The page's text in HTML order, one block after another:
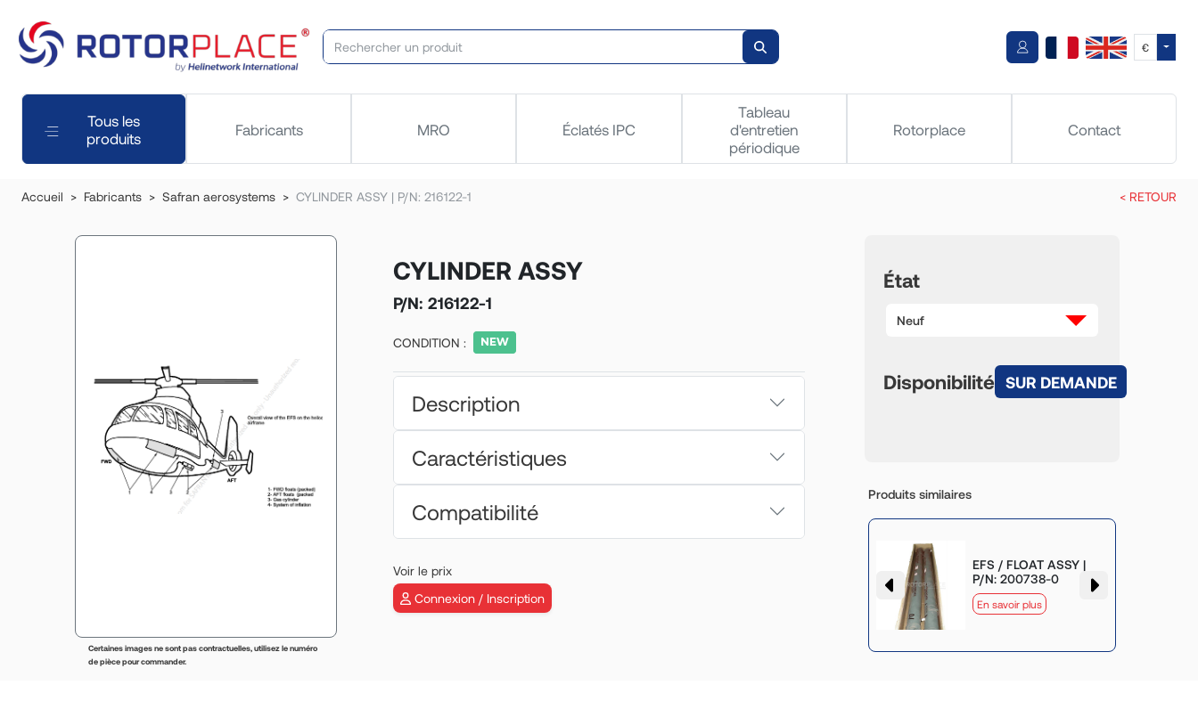
€
Tous les
produits
Fabricants MRO Éclatés IPC
Tableau
d'entretien
périodique
Rotorplace Contact
Accueil Fabricants Safran aerosystems CYLINDER ASSY | P/N: 216122-1 < RETOUR
Certaines images ne sont pas contractuelles, utilisez le numéro
de pièce pour commander.
CYLINDER ASSY
P/N: 216122-1
CONDITION :
Description
Caractéristiques
Compatibilité
Voir le prix
Connexion / Inscription
État
Neuf
Disponibilité SUR DEMANDE
Produits similaires
EFS / FLOAT ASSY |
P/N: 200738-0
En savoir plus